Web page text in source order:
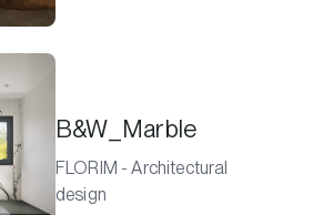
B&W_Marble
FLORIM - Architectural
design